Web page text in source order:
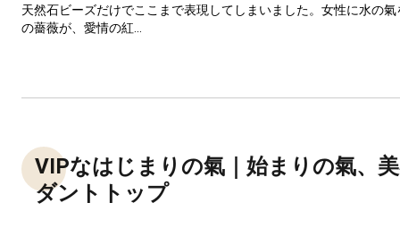
天然石ビーズだけでここまで表現してしまいました。女性に水の
の薔薇が、愛情の紅...
VIPなはじまりの氣｜始まりの氣、
ダントトップ